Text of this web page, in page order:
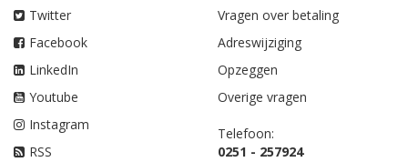
Twitter
Facebook
LinkedIn
Youtube
Instagram
RSS
Vragen over betaling
Adreswijziging
Opzeggen
Overige vragen
Telefoon:
0251 - 257924